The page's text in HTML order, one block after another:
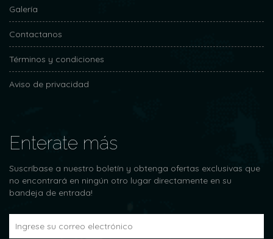
Galería
Contactanos
Términos y condiciones
Aviso de privacidad
Enterate más
Suscríbase a nuestro boletín y obtenga ofertas exclusivas que
no encontrará en ningún otro lugar directamente en su
bandeja de entrada!